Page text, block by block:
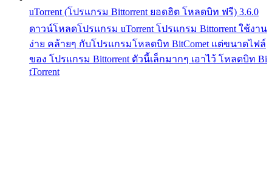
uTorrent (โปรแกรม Bittorrent ยอดฮิต โหลดบิท ฟรี) 3.6.0
ดาวน์โหลดโปรแกรม uTorrent โปรแกรม Bittorrent ใช้งาน
ง่าย คล้ายๆ กับโปรแกรมโหลดบิท BitComet แต่ขนาดไฟล์
ของ โปรแกรม Bittorrent ตัวนี้เล็กมากๆ เอาไว้ โหลดบิท Bi
tTorrent